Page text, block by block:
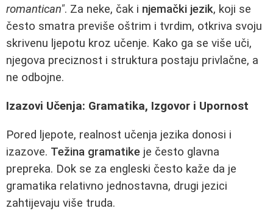
romantican". Za neke, čak i njemački jezik, koji se
često smatra previše oštrim i tvrdim, otkriva svoju
skrivenu ljepotu kroz učenje. Kako ga se više uči,
njegova preciznost i struktura postaju privlačne, a
ne odbojne.
Izazovi Učenja: Gramatika, Izgovor i Upornost
Pored ljepote, realnost učenja jezika donosi i
izazove. Težina gramatike je često glavna
prepreka. Dok se za engleski često kaže da je
gramatika relativno jednostavna, drugi jezici
zahtijevaju više truda.